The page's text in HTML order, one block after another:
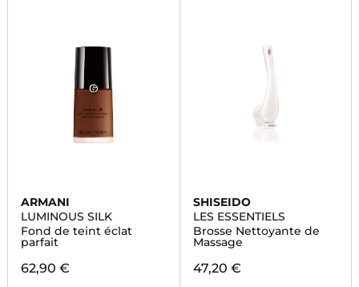
ARMANI
LUMINOUS SILK
Fond de teint éclat
parfait
62,90 €
SHISEIDO
LES ESSENTIELS
Brosse Nettoyante de
Massage
47,20 €